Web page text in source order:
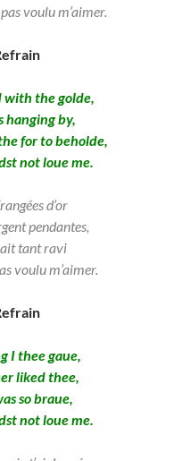
voulu m’aimer.
with the golde,
hanging by,
for to beholde,
not loue me.
d’or
pendantes,
tant ravi
voulu m’aimer.
I thee gaue,
liked thee,
so braue,
not loue me.